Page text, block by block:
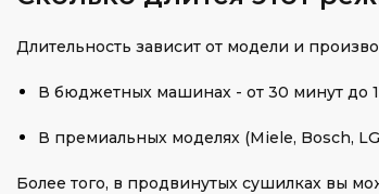
Длительность зависит от модели и
В бюджетных машинах - от 30 минут до 1
В премиальных моделях (Miele, Bosch,
Более того, в продвинутых сушилках вы